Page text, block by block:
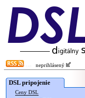
neprihlásený
DSL pripojenie
Ceny DSL